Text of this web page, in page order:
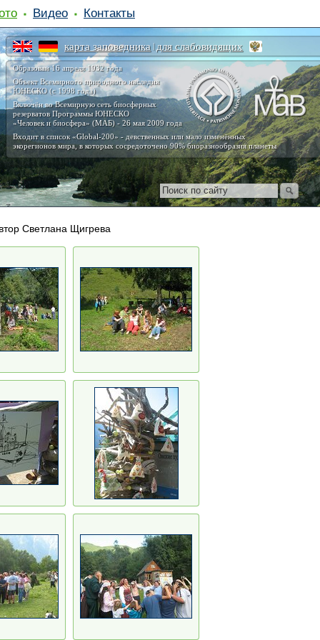
карта заповедника | для слабовидящих
Образован 16 апреля 1932 года
Объект Всемирного природного наследия
ЮНЕСКО (с 1998 года)
Включён во Всемирную сеть биосферных
резерватов Программы ЮНЕСКО
«Человек и биосфера» (МАБ) - 26 мая 2009 года
Входит в список «Global-200» - девственных или мало изменённых
экорегионов мира, в которых сосредоточено 90% биоразнообразия планеты
Видео Контакты
Светлана Щигрева